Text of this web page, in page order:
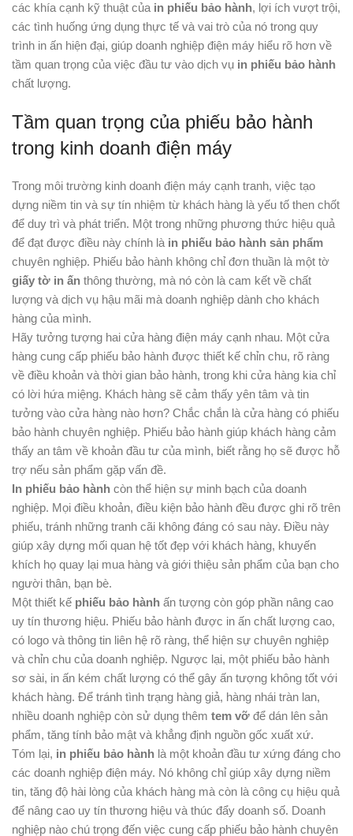
các khía cạnh kỹ thuật của in phiếu bảo hành, lợi ích vượt trội,
các tình huống ứng dụng thực tế và vai trò của nó trong quy
trình in ấn hiện đại, giúp doanh nghiệp điện máy hiểu rõ hơn về
tầm quan trọng của việc đầu tư vào dịch vụ in phiếu bảo hành
chất lượng.
Tầm quan trọng của phiếu bảo hành
trong kinh doanh điện máy
Trong môi trường kinh doanh điện máy cạnh tranh, việc tạo
dựng niềm tin và sự tín nhiệm từ khách hàng là yếu tố then chốt
để duy trì và phát triển. Một trong những phương thức hiệu quả
để đạt được điều này chính là in phiếu bảo hành sản phẩm
chuyên nghiệp. Phiếu bảo hành không chỉ đơn thuần là một tờ
giấy tờ in ấn thông thường, mà nó còn là cam kết về chất
lượng và dịch vụ hậu mãi mà doanh nghiệp dành cho khách
hàng của mình.
Hãy tưởng tượng hai cửa hàng điện máy cạnh nhau. Một cửa
hàng cung cấp phiếu bảo hành được thiết kế chỉn chu, rõ ràng
về điều khoản và thời gian bảo hành, trong khi cửa hàng kia chỉ
có lời hứa miệng. Khách hàng sẽ cảm thấy yên tâm và tin
tưởng vào cửa hàng nào hơn? Chắc chắn là cửa hàng có phiếu
bảo hành chuyên nghiệp. Phiếu bảo hành giúp khách hàng cảm
thấy an tâm về khoản đầu tư của mình, biết rằng họ sẽ được hỗ
trợ nếu sản phẩm gặp vấn đề.
In phiếu bảo hành còn thể hiện sự minh bạch của doanh
nghiệp. Mọi điều khoản, điều kiện bảo hành đều được ghi rõ trên
phiếu, tránh những tranh cãi không đáng có sau này. Điều này
giúp xây dựng mối quan hệ tốt đẹp với khách hàng, khuyến
khích họ quay lại mua hàng và giới thiệu sản phẩm của bạn cho
người thân, bạn bè.
Một thiết kế phiếu bảo hành ấn tượng còn góp phần nâng cao
uy tín thương hiệu. Phiếu bảo hành được in ấn chất lượng cao,
có logo và thông tin liên hệ rõ ràng, thể hiện sự chuyên nghiệp
và chỉn chu của doanh nghiệp. Ngược lại, một phiếu bảo hành
sơ sài, in ấn kém chất lượng có thể gây ấn tượng không tốt với
khách hàng. Để tránh tình trạng hàng giả, hàng nhái tràn lan,
nhiều doanh nghiệp còn sử dụng thêm tem vỡ để dán lên sản
phẩm, tăng tính bảo mật và khẳng định nguồn gốc xuất xứ.
Tóm lại, in phiếu bảo hành là một khoản đầu tư xứng đáng cho
các doanh nghiệp điện máy. Nó không chỉ giúp xây dựng niềm
tin, tăng độ hài lòng của khách hàng mà còn là công cụ hiệu quả
để nâng cao uy tín thương hiệu và thúc đẩy doanh số. Doanh
nghiệp nào chú trọng đến việc cung cấp phiếu bảo hành chuyên